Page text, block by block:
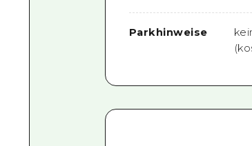
Parkhinweise